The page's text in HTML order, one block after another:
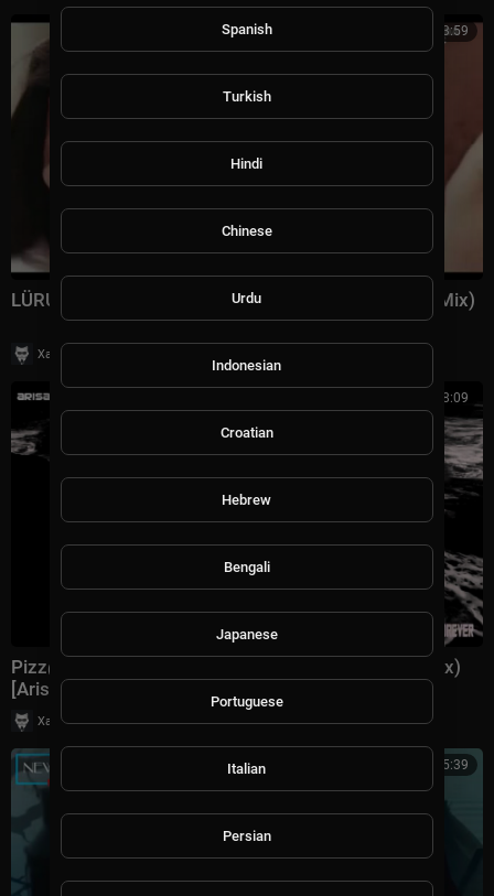
3:59
LÜRUM feat. That Girl - The Way It Goes (Extended Mix)
Хаус Рычалкин
00:08:09
Pizz@dox feat. Anthya & Ren - Carry Me (Original Mix)
[Arisa Audio]
Хаус Рычалкин | 34 просмотры
5:39
Spanish
Turkish
Hindi
Chinese
Urdu
Indonesian
Croatian
Hebrew
Bengali
Japanese
Portuguese
Italian
Persian